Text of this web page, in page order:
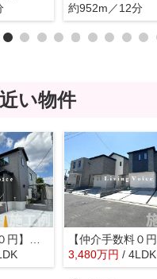
約952m／12分
い物件
【仲介手数料０円】厚木市妻田西1丁目第1期 新築一戸建て 全4区画
3,480万円 / 4LDK